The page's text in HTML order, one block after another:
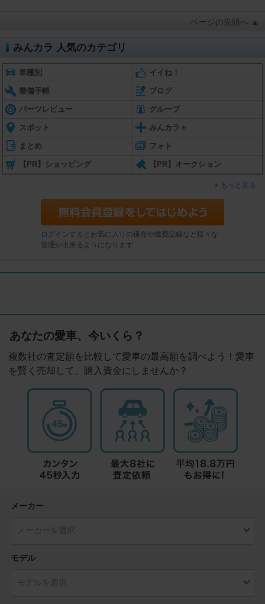
ページの先頭へ ▲
みんカラ 人気のカテゴリ
車種別 イイね！
整備手帳 ブログ
パーツレビュー グループ
スポット みんカラ＋
まとめ フォト
【PR】ショッピング 【PR】オークション
もっと見る
ログインするとお気に入りの保存や燃費記録など様々な
管理が出来るようになります
あなたの愛車、今いくら？
複数社の査定額を比較して愛車の最高額を調べよう！愛車
を賢く売却して、購入資金にしませんか？
メーカー
モデル